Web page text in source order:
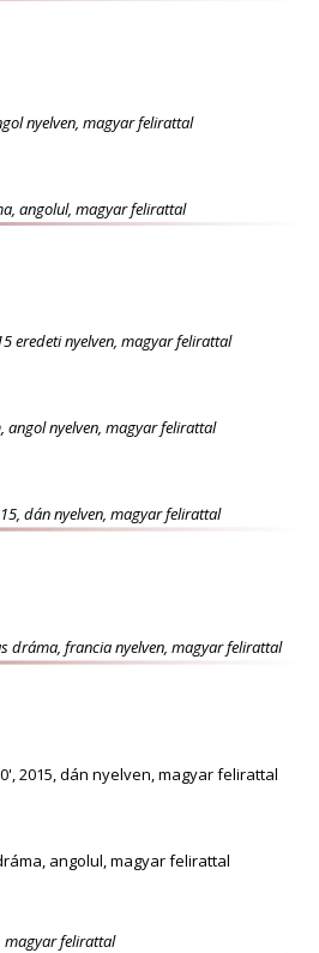
nyelven, magyar felirattal
angolul, magyar felirattal
eredeti nyelven, magyar felirattal
angol nyelven, magyar felirattal
dán nyelven, magyar felirattal
dráma, francia nyelven, magyar felirattal
2015, dán nyelven, magyar felirattal
angolul, magyar felirattal
magyar felirattal